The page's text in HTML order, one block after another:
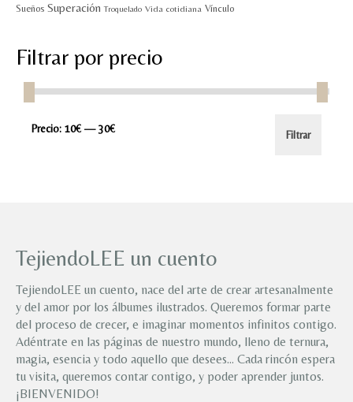
Sueños Superación Troquelado Vida cotidiana Vínculo
Filtrar por precio
Precio
Precio
Filtrar
Precio: 10€ —30€
TejiendoLEE un cuento
TejiendoLEE un cuento, nace del arte de crear artesanalmente
y del amor por los álbumes ilustrados. Queremos formar parte
del proceso de crecer, e imaginar momentos infinitos contigo.
Adéntrate en las páginas de nuestro mundo, lleno de ternura,
magia, esencia y todo aquello que desees… Cada rincón espera
tu visita, queremos contar contigo, y poder aprender juntos.
¡BIENVENIDO!